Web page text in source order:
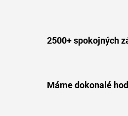
2500+ spokojných
Máme dokonalé